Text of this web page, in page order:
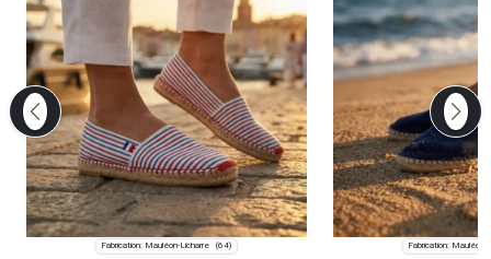
Fabrication: Mauléon-Licharre (64) Fabrication: Mauléon-